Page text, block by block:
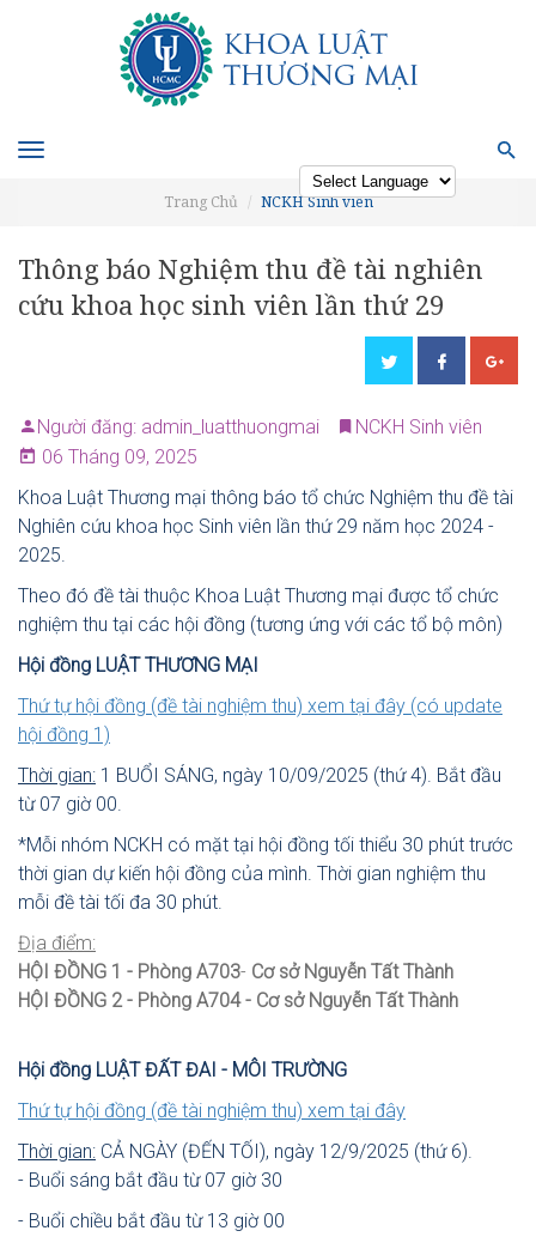
Powered by
Toggle
Trang Chủ NCKH Sinh viên
Thông báo Nghiệm thu đề tài nghiên
cứu khoa học sinh viên lần thứ 29
Người đăng: admin_luatthuongmai
NCKH Sinh viên
06 Tháng 09, 2025
Khoa Luật Thương mại thông báo tổ chức Nghiệm thu đề tài
Nghiên cứu khoa học Sinh viên lần thứ 29 năm học 2024 -
2025.
Theo đó đề tài thuộc Khoa Luật Thương mại được tổ chức
nghiệm thu tại các hội đồng (tương ứng với các tổ bộ môn)
Hội đồng LUẬT THƯƠNG MẠI
Thứ tự hội đồng (đề tài nghiệm thu) xem tại đây (có update
hội đồng 1)
Thời gian: 1 BUỔI SÁNG, ngày 10/09/2025 (thứ 4). Bắt đầu
từ 07 giờ 00.
*Mỗi nhóm NCKH có mặt tại hội đồng tối thiểu 30 phút trước
thời gian dự kiến hội đồng của mình. Thời gian nghiệm thu
mỗi đề tài tối đa 30 phút.
Địa điểm:
HỘI ĐỒNG 1 - Phòng A703- Cơ sở Nguyễn Tất Thành
HỘI ĐỒNG 2 - Phòng A704- Cơ sở Nguyễn Tất Thành
Hội đồng LUẬT ĐẤT ĐAI - MÔI TRƯỜNG
Thứ tự hội đồng (đề tài nghiệm thu) xem tại đây
Thời gian: CẢ NGÀY (ĐẾN TỐI), ngày 12/9/2025 (thứ 6).
- Buổi sáng bắt đầu từ 07 giờ 30
- Buổi chiều bắt đầu từ 13 giờ 00